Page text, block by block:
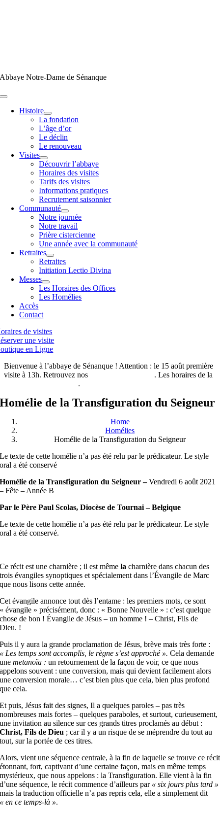
Abbaye Notre-Dame de Sénanque
Toggle
NavigationHistoire
La fondation
L’âge d’or
Le déclin
Le renouveau
Visites
Découvrir l’abbaye
Horaires des visites
Tarifs des visites
Informations pratiques
Recrutement saisonnier
Communauté
Notre journée
Notre travail
Prière cistercienne
Une année avec la communauté
Retraites
Retraites
Initiation Lectio Divina
Messes
Les Horaires des Offices
Les Homélies
Accès
Contact
de visites
une visite
en Ligne
Bienvenue à l’abbaye de Sénanque ! Attention : le 15 août première
visite à 13h. Retrouvez nos
. Les horaires de la
.
Homélie de la Transfiguration du Seigneur
Home
Homélies
Homélie de la Transfiguration du Seigneur
Le texte de cette homélie n’a pas été relu par le prédicateur. Le style
oral a été conservé
Homélie de la Transfiguration du Seigneur –Vendredi 6 août 2021
– Fête – Année B
Par le Père Paul Scolas, Diocèse de Tournai – Belgique
Le texte de cette homélie n’a pas été relu par le prédicateur. Le style
oral a été conservé.
Ce récit est une charnière ; il est mêmela charnière dans chacun des
trois évangiles synoptiques et spécialement dans l’Évangile de Marc
que nous lisons cette année.
Cet évangile annonce tout dès l’entame : les premiers mots, ce sont
« évangile » précisément, donc : « Bonne Nouvelle » : c’est quelque
chose de bon ! Évangile de Jésus – un homme ! – Christ, Fils de
Dieu. !
Puis il y aura la grande proclamation de Jésus, brève mais très forte :
« Les temps sont accomplis, le règne s’est approché ». Cela demande
unemetanoïa : un retournement de la façon de voir, ce que nous
appelons souvent : une conversion, mais qui devient facilement alors
une conversion morale… c’est bien plus que cela, bien plus profond
que cela.
Et puis, Jésus fait des signes, Il a quelques paroles – pas très
nombreuses mais fortes – quelques paraboles, et surtout, curieusement,
une invitation au silence sur ces grands titres proclamés au début :
Christ, Fils de Dieu ; car il y a un risque de se méprendre du tout au
tout, sur la portée de ces titres.
Alors, vient une séquence centrale, à la fin de laquelle se trouve ce récit
étonnant, fort, captivant d’une certaine façon, mais en même temps
mystérieux, que nous appelons : la Transfiguration. Elle vient à la fin
d’une séquence, le récit commence d’ailleurs par « six jours plus tard »
mais la traduction officielle n’a pas repris cela, elle a simplement dit
« en ce temps-là ».